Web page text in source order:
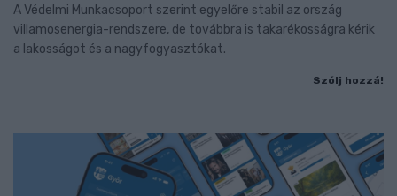
A Védelmi Munkacsoport szerint egyelőre stabil az ország
villamosenergia-rendszere, de továbbra is takarékosságra kérik
a lakosságot és a nagyfogyasztókat.
Szólj hozzá!